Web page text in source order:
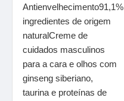
Antienvelhecimento91,1%
ingredientes de origem
naturalCreme de
cuidados masculinos
para a cara e olhos com
ginseng siberiano,
taurina e proteínas de